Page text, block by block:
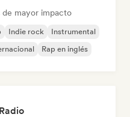
de mayor impacto
Indie rock
Instrumental
Rap en inglés